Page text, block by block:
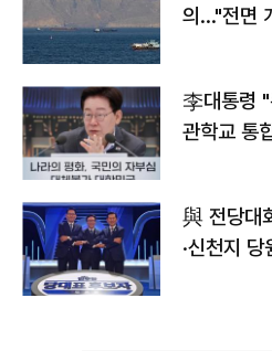
의…"전면
李대통령
관학교 통
與 전당대
·신천지